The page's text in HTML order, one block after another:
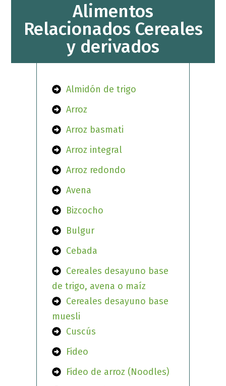
Alimentos
Relacionados Cereales
y derivados
Almidón de trigo
Arroz
Arroz basmati
Arroz integral
Arroz redondo
Avena
Bizcocho
Bulgur
Cebada
Cereales desayuno base
de trigo, avena o maíz
Cereales desayuno base
muesli
Cuscús
Fideo
Fideo de arroz (Noodles)